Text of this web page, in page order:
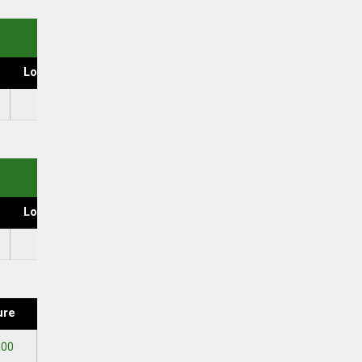
Loss Ratio
Loss Ratio